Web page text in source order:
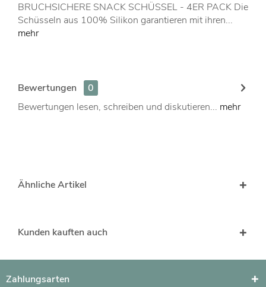
BRUCHSICHERE SNACK SCHÜSSEL - 4ER PACK Die
Schüsseln aus 100% Silikon garantieren mit ihren...
mehr
Bewertungen
0
Bewertungen lesen, schreiben und diskutieren... mehr
Ähnliche Artikel
Kunden kauften auch
Zahlungsarten